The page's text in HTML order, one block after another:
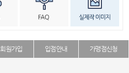
회원가입 입점안내 가맹점신청